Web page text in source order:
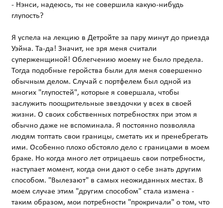
- Нэнси, надеюсь, ты не совершила какую-нибудь
глупость?
Я успела на лекцию в Детройте за пару минут до приезда
Уэйна. Та-да! Значит, не зря меня считали
суперженщиной! Облегчению моему не было предела.
Тогда подобные геройства были для меня совершенно
обычным делом. Случай с портфелем был одной из
многих "глупостей", которые я совершала, чтобы
заслужить поощрительные звездочки у всех в своей
жизни. О своих собственных потребностях при этом я
обычно даже не вспоминала. Я постоянно позволяла
людям топтать свои границы, сметать их и пренебрегать
ими. Особенно плохо обстояло дело с границами в моем
браке. Но когда много лет отрицаешь свои потребности,
наступает момент, когда они дают о себе знать другим
способом. "Вылезают" в самых неожиданных местах. В
моем случае этим "другим способом" стала измена -
таким образом, мои потребности "прокричали" о том, что